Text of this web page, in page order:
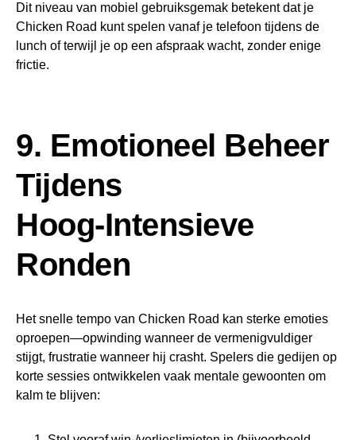
Dit niveau van mobiel gebruiksgemak betekent dat je
Chicken Road kunt spelen vanaf je telefoon tijdens de
lunch of terwijl je op een afspraak wacht, zonder enige
frictie.
9. Emotioneel Beheer
Tijdens
Hoog‑Intensieve
Ronden
Het snelle tempo van Chicken Road kan sterke emoties
oproepen—opwinding wanneer de vermenigvuldiger
stijgt, frustratie wanneer hij crasht. Spelers die gedijen op
korte sessies ontwikkelen vaak mentale gewoonten om
kalm te blijven: